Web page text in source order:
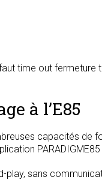
time out fermeture
à l’E85
capacités de
play, sans